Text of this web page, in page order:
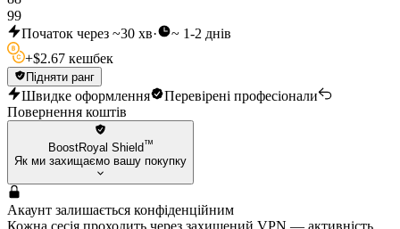
99
Початок через ~30 хв·
~ 1-2 днів
+$2.67 кешбек
Підняти ранг
Швидке оформлення
Перевірені професіонали
Повернення коштів
BoostRoyal Shield™
Як ми захищаємо вашу покупку
Акаунт залишається конфіденційним
Кожна сесія проходить через захищений VPN — активність